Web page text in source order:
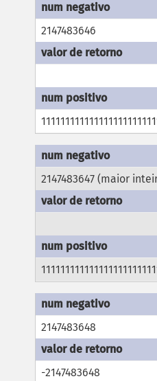
2147483646
2147483647 (maior
2147483648
-2147483648